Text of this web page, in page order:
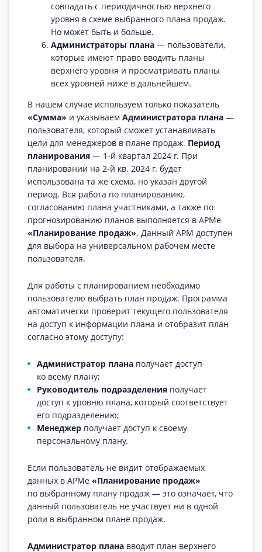
совпадать с периодичностью верхнего
уровня в схеме выбранного плана продаж.
Но может быть и больше.
Администраторы плана — пользователи,
которые имеют право вводить планы
верхнего уровня и просматривать планы
всех уровней ниже в дальнейшем.
В нашем случае используем только показатель
«Сумма» и указываем Администратора плана —
пользователя, который сможет устанавливать
цели для менеджеров в плане продаж. Период
планирования — 1-й квартал 2024 г. При
планировании на 2-й кв. 2024 г. будет
использована та же схема, но указан другой
период. Вся работа по планированию,
согласованию плана участниками, а также по
прогнозированию планов выполняется в АРМе
«Планирование продаж». Данный АРМ доступен
для выбора на универсальном рабочем месте
пользователя.
Для работы с планированием необходимо
пользователю выбрать план продаж. Программа
автоматически проверит текущего пользователя
на доступ к информации плана и отобразит план
согласно этому доступу:
Администратор плана получает доступ
ко всему плану;
Руководитель подразделения получает
доступ к уровню плана, который соответствует
его подразделению;
Менеджер получает доступ к своему
персональному плану.
Если пользователь не видит отображаемых
данных в АРМе «Планирование продаж»
по выбранному плану продаж — это означает, что
данный пользователь не участвует ни в одной
роли в выбранном плане продаж.
Администратор плана вводит план верхнего